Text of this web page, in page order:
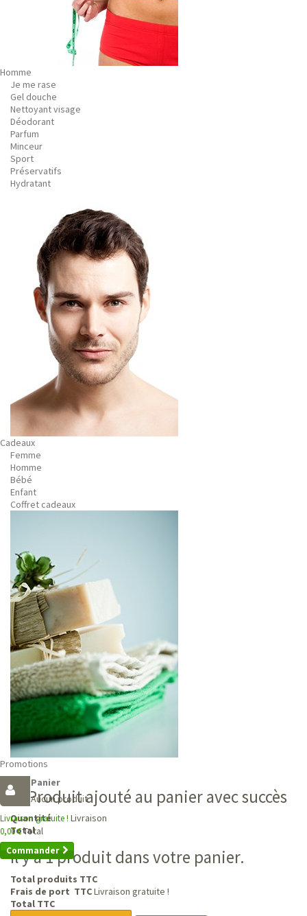
Homme
Je me rase
Gel douche
Nettoyant visage
Déodorant
Parfum
Minceur
Sport
Préservatifs
Hydratant
Cadeaux
Femme
Homme
Bébé
Enfant
Coffret cadeaux
Promotions
Panier
Aucun produit
Livraison gratuite ! Livraison
0,00 €Total
Commander
Produit ajouté au panier avec succès
Quantité
Total
Il y a 1 produit dans votre panier.
Total produits TTC
Frais de port TTCLivraison gratuite !
Total TTC